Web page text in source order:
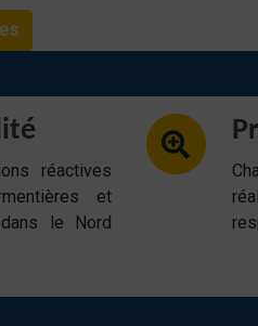
réactives
et
le Nord